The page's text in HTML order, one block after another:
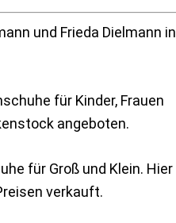
und Frieda Dielmann in
für Kinder, Frauen
angeboten.
für Groß und Klein. Hier
verkauft.